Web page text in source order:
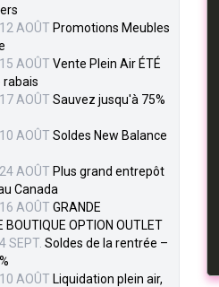
AOÛT Promotions Meubles
AOÛT Vente Plein Air ÉTÉ
rabais
AOÛT Sauvez jusqu'à 75%
AOÛT Soldes New Balance
AOÛT Plus grand entrepôt
Canada
AOÛT GRANDE
BOUTIQUE OPTION OUTLET
SEPT. Soldes de la rentrée –
AOÛT Liquidation plein air,